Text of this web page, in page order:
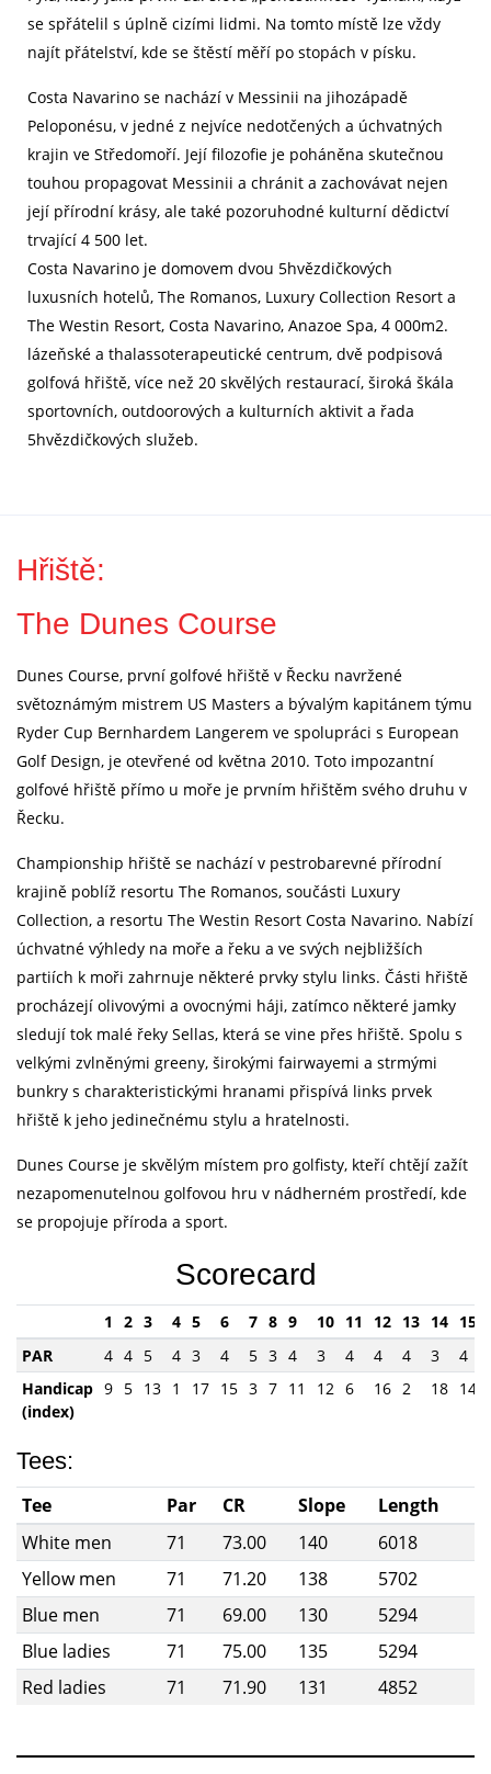
se spřátelil s úplně cizími lidmi. Na tomto místě lze vždy
najít přátelství, kde se štěstí měří po stopách v písku.
Costa Navarino se nachází v Messinii na jihozápadě
Peloponésu, v jedné z nejvíce nedotčených a úchvatných
krajin ve Středomoří. Její filozofie je poháněna skutečnou
touhou propagovat Messinii a chránit a zachovávat nejen
její přírodní krásy, ale také pozoruhodné kulturní dědictví
trvající 4 500 let.
Costa Navarino je domovem dvou 5hvězdičkových
luxusních hotelů, The Romanos, Luxury Collection Resort a
The Westin Resort, Costa Navarino, Anazoe Spa, 4 000m2.
lázeňské a thalassoterapeutické centrum, dvě podpisová
golfová hřiště, více než 20 skvělých restaurací, široká škála
sportovních, outdoorových a kulturních aktivit a řada
5hvězdičkových služeb.
Hřiště:
The Dunes Course
Dunes Course, první golfové hřiště v Řecku navržené
světoznámým mistrem US Masters a bývalým kapitánem týmu
Ryder Cup Bernhardem Langerem ve spolupráci s European
Golf Design, je otevřené od května 2010. Toto impozantní
golfové hřiště přímo u moře je prvním hřištěm svého druhu v
Řecku.
Championship hřiště se nachází v pestrobarevné přírodní
krajině poblíž resortu The Romanos, součásti Luxury
Collection, a resortu The Westin Resort Costa Navarino. Nabízí
úchvatné výhledy na moře a řeku a ve svých nejbližších
partiích k moři zahrnuje některé prvky stylu links. Části hřiště
procházejí olivovými a ovocnými háji, zatímco některé jamky
sledují tok malé řeky Sellas, která se vine přes hřiště. Spolu s
velkými zvlněnými greeny, širokými fairwayemi a strmými
bunkry s charakteristickými hranami přispívá links prvek
hřiště k jeho jedinečnému stylu a hratelnosti.
Dunes Course je skvělým místem pro golfisty, kteří chtějí zažít
nezapomenutelnou golfovou hru v nádherném prostředí, kde
se propojuje příroda a sport.
Scorecard
1 2 3 4 5 6 7 8 9 10 11 12 13 14 15
PAR
4 4 5 4 3 4 5 3 4 3 4 4 4 3 4
Handicap
(index)
9 5 13 1 17 15 3 7 11 12 6 16 2 18 14
Tees:
Tee Par CR Slope
Length
White men
71 73.00 140
6018
Yellow men
71 71.20 138
5702
Blue men
71 69.00 130
5294
Blue ladies
71 75.00 135
5294
Red ladies
71 71.90 131 4852